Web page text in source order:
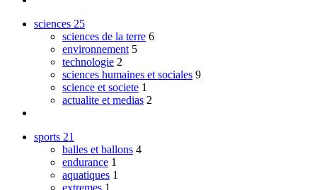
sciences 25
sciences de la terre 6
environnement 5
technologie 2
sciences humaines et sociales 9
science et societe 1
actualite et medias 2
sports 21
balles et ballons 4
endurance 1
aquatiques 1
extremes 1